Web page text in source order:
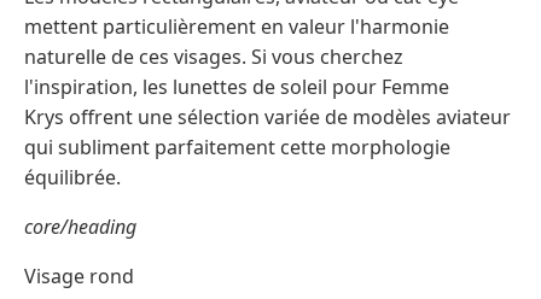
mettent particulièrement en valeur l'harmonie
naturelle de ces visages. Si vous cherchez
l'inspiration, les lunettes de soleil pour Femme
Krys offrent une sélection variée de modèles aviateur
qui subliment parfaitement cette morphologie
équilibrée.
core/heading
Visage rond